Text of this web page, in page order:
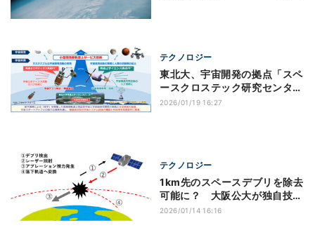
テクノロジー
東北大、宇宙開発の拠点「スペ
ースクロステック研究センタ
ー」を設置
2026/01/19 16:27
テクノロジー
1km先のスペースデブリを除去
可能に？ 大阪公大が独自技術
の有効性を検証
2026/01/14 16:16